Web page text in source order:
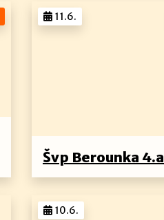
Švp Berounka 4.a
11.6.
10.6.